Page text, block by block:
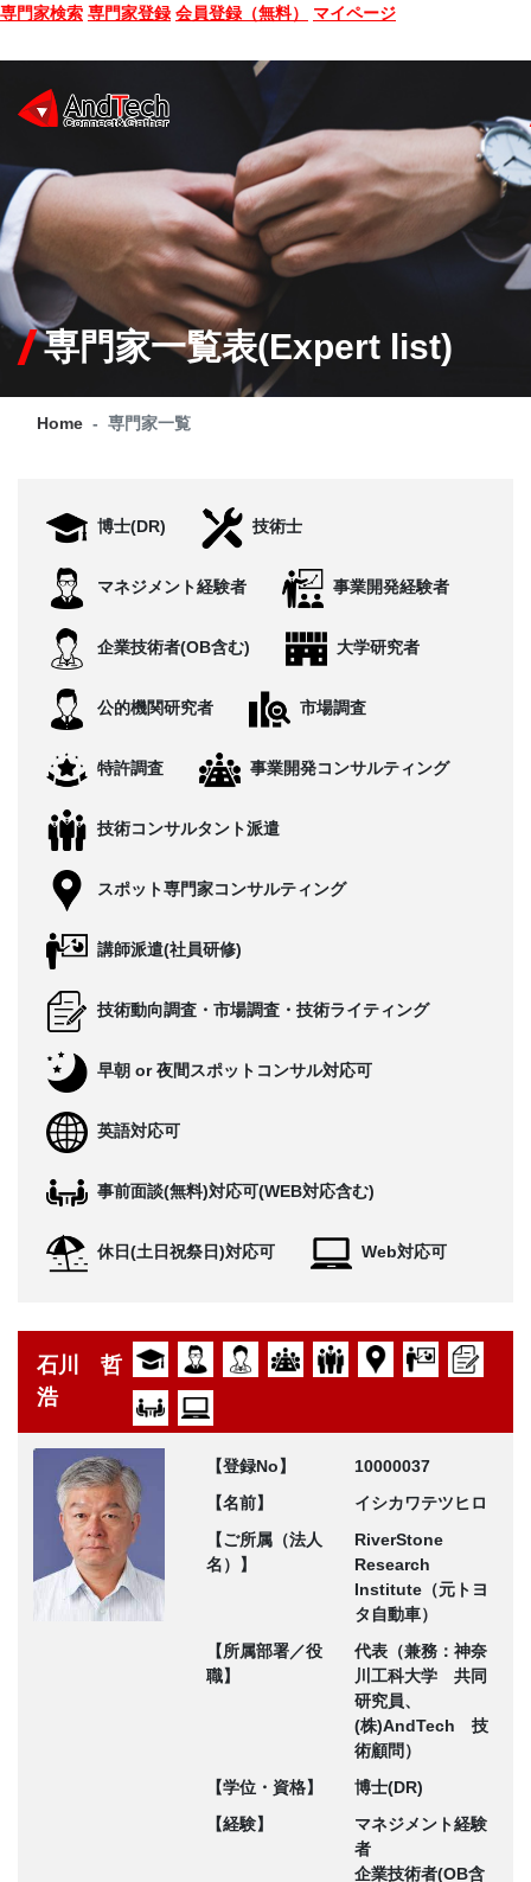
専門家検索 専門家登録 会員登録（無料） マイページ
SEMINAR
BOOK
CONSULTING
SERVICE
Q&A
CONTACT
専門家一覧表(Expert list)
Home 専門家一覧
博士(DR) 技術士
マネジメント経験者 事業開発経験者
企業技術者(OB含む) 大学研究者
公的機関研究者 市場調査
特許調査 事業開発コンサルティング
技術コンサルタント派遣
スポット専門家コンサルティング
講師派遣(社員研修)
技術動向調査・市場調査・技術ライティング
早朝 or 夜間スポットコンサル対応可
英語対応可
事前面談(無料)対応可(WEB対応含む)
休日(土日祝祭日)対応可 Web対応可
石川 哲
浩
【登録No】
10000037
【名前】
イシカワテツヒロ
【ご所属（法人
名）】
RiverStone
Research
Institute（元トヨ
タ自動車）
【所属部署／役
職】
代表（兼務：神奈
川工科大学 共同
研究員、
(株)AndTech 技
術顧問）
【学位・資格】
博士(DR)
【経験】
マネジメント経験
者
企業技術者(OB含